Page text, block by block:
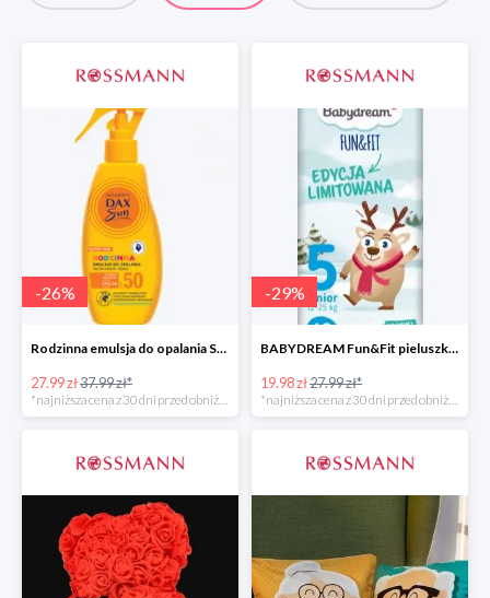
-26%
Rodzinna emulsja do opalania SPF 50
27.99 zł37.99 zł*
*najniższa cena z 30 dni przed obniżką
-29%
BABYDREAM Fun&Fit pieluszki jednorazowe Junior 5
19.98 zł27.99 zł*
*najniższa cena z 30 dni przed obniżką